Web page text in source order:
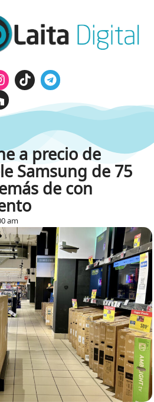
a precio de
Samsung de 75
de con
am